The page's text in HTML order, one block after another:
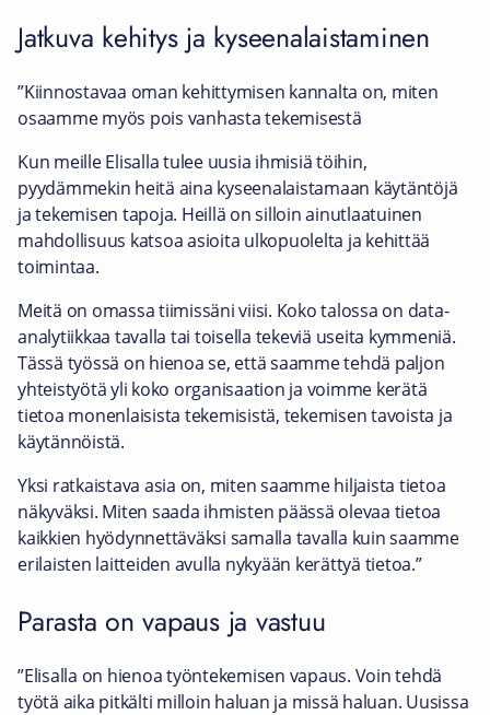
Jatkuva kehitys ja kyseenalaistaminen
”Kiinnostavaa oman kehittymisen kannalta on, miten
osaamme myös pois vanhasta tekemisestä
Kun meille Elisalla tulee uusia ihmisiä töihin,
pyydämmekin heitä aina kyseenalaistamaan käytäntöjä
ja tekemisen tapoja. Heillä on silloin ainutlaatuinen
mahdollisuus katsoa asioita ulkopuolelta ja kehittää
toimintaa.
Meitä on omassa tiimissäni viisi. Koko talossa on data-
analytiikkaa tavalla tai toisella tekeviä useita kymmeniä.
Tässä työssä on hienoa se, että saamme tehdä paljon
yhteistyötä yli koko organisaation ja voimme kerätä
tietoa monenlaisista tekemisistä, tekemisen tavoista ja
käytännöistä.
Yksi ratkaistava asia on, miten saamme hiljaista tietoa
näkyväksi. Miten saada ihmisten päässä olevaa tietoa
kaikkien hyödynnettäväksi samalla tavalla kuin saamme
erilaisten laitteiden avulla nykyään kerättyä tietoa.”
Parasta on vapaus ja vastuu
”Elisalla on hienoa työntekemisen vapaus. Voin tehdä
työtä aika pitkälti milloin haluan ja missä haluan. Uusissa